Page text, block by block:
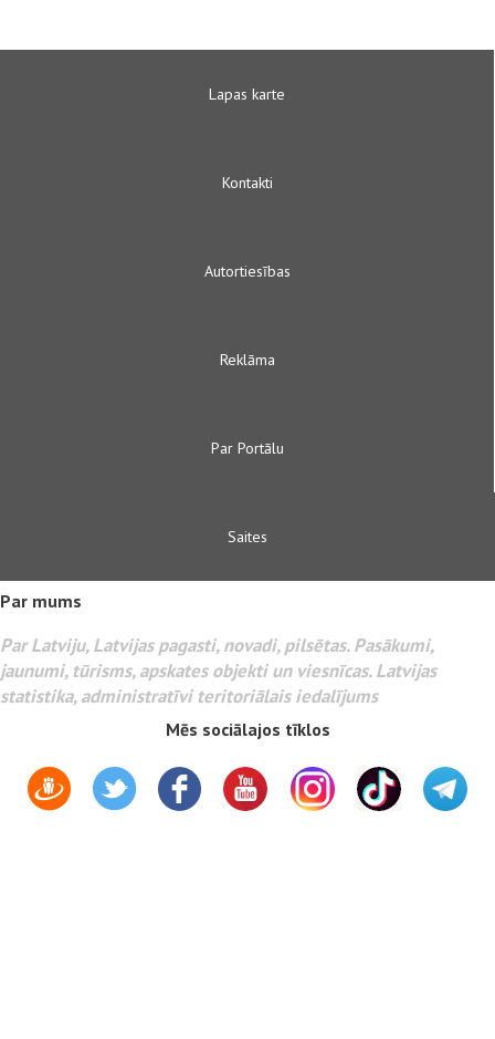
Lapas karte
Kontakti
Autortiesības
Reklāma
Par Portālu
Saites
Par mums
Par Latviju, Latvijas pagasti, novadi, pilsētas. Pasākumi,
jaunumi, tūrisms, apskates objekti un viesnīcas. Latvijas
statistika, administratīvi teritoriālais iedalījums
Mēs sociālajos tīklos